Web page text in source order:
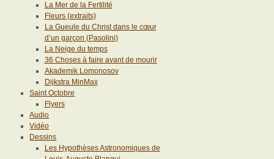
La Mer de la Fertilité
Fleurs (extraits)
La Gueule du Christ dans le cœur
d’un garçon (Pasolini)
La Neige du temps
36 Choses à faire avant de mourir
Akademik Lomonosov
Dijkstra MinMax
Saint Octobre
Flyers
Audio
Vidéo
Dessins
Les Hypothèses Astronomiques de